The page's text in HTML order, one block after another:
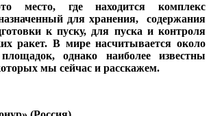
место, где находится комплекс
для хранения, содержания
к пуску, для пуска и контроля
ракет. В мире насчитывается около
однако наиболее известны
мы сейчас и расскажем.